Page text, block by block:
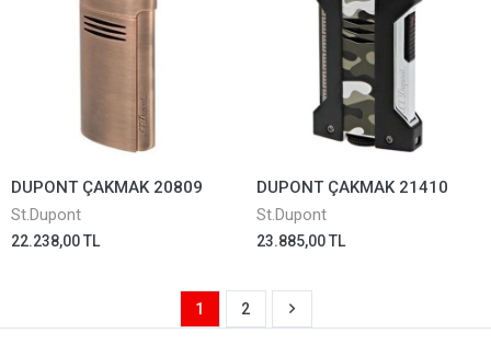
DUPONT ÇAKMAK 20809
St.Dupont
22.238,00 TL
DUPONT ÇAKMAK 21410
St.Dupont
23.885,00 TL
1 2